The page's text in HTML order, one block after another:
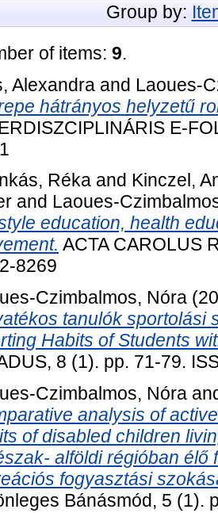
Group by:
of items: 9.
Alexandra and Laoues-
hátrányos helyzetű
E-
Réka and Kinczel,
and Laoues-
education, health
ACTA CAROLUS
8269
Czimbalmos, Nóra
tanulók sportolási
Habits of Students
8 (1). pp. 71-79.
Czimbalmos, Nóra
analysis of
of disabled children
alföldi régióban
fogyasztási
Bánásmód, 5 (1).